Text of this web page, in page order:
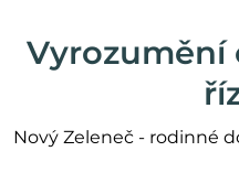
Vyrozumění
Nový Zeleneč - rodinné